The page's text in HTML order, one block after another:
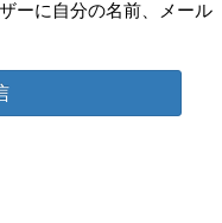
ーに自分の名前、メール